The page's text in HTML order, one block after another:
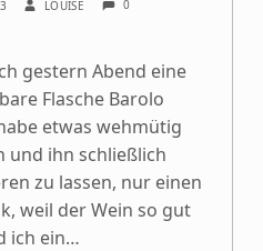
LOUISE 0
gestern Abend eine
Flasche Barolo
etwas wehmütig
und ihn schließlich
zu lassen, nur einen
weil der Wein so gut
ich ein…